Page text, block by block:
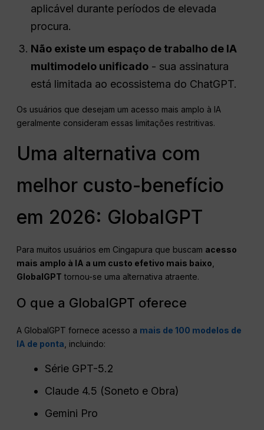
aplicável durante períodos de elevada
procura.
Não existe um espaço de trabalho de IA
multimodelo unificado - sua assinatura
está limitada ao ecossistema do ChatGPT.
Os usuários que desejam um acesso mais amplo à IA
geralmente consideram essas limitações restritivas.
Uma alternativa com
melhor custo-benefício
em 2026: GlobalGPT
Para muitos usuários em Cingapura que buscam acesso
mais amplo à IA a um custo efetivo mais baixo
GlobalGPT tornou-se uma alternativa atraente.
O que a GlobalGPT oferece
A GlobalGPT fornece acesso a mais de 100 modelos de
IA de ponta , incluindo:
Série GPT-5.2
Claude 4.5 (Soneto e Obra)
Gemini Pro